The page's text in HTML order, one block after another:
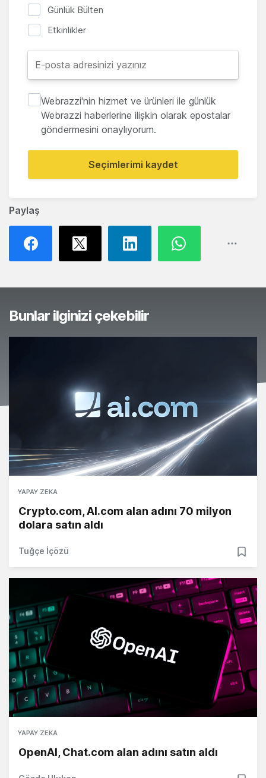
Paylaş
Günlük Bülten
Etkinlikler
Webrazzi'nin hizmet ve ürünleri ile günlük
Webrazzi haberlerine ilişkin olarak epostalar
göndermesini onaylıyorum.
Seçimlerimi kaydet
Bunlar ilginizi çekebilir
YAPAY ZEKA
Crypto.com, AI.com alan adını 70 milyon
dolara satın aldı
Tuğçe İçözü
YAPAY ZEKA
OpenAI, Chat.com alan adını satın aldı